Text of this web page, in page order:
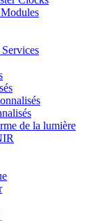
de la lumière